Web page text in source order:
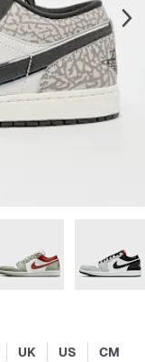
UK US CM